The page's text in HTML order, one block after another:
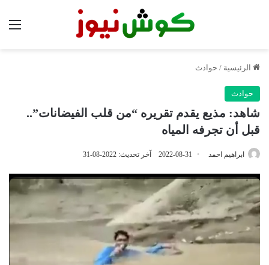
الرئيسية / حوادث
حوادث
شاهد: مذيع يقدم تقريره “من قلب الفيضانات”..
قبل أن تجرفه المياه
ابراهيم احمد 2022-08-31 آخر تحديث: 2022-08-31